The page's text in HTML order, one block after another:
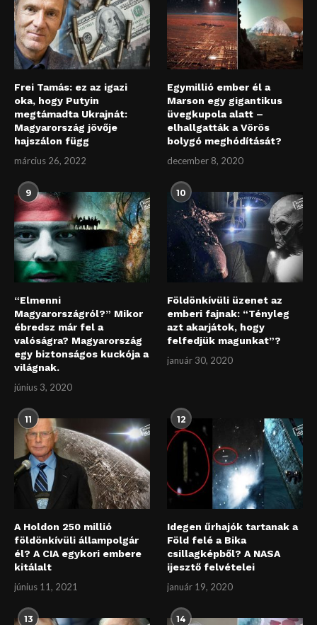
Frei Tamás: ez az igazi
oka, hogy Putyin
megtámadta Ukrajnát:
Magyarország jövője
hajszálon függ
március 26, 2022
Egymillió ember él a
Marson egy gigantikus
üvegkupola alatt –
elhallgatták a Vörös
bolygó meghódítását?
december 8, 2020
9
“Elmenni
Magyarországról?” Mikor
ébredsz már fel a
valóságra? Magyarország
egy biztonságos kuckója a
világnak.
június 3, 2020
10
Földönkívüli üzenet az
emberi fajnak: “Tényleg
azt akarjátok, hogy
felfedjük magunkat”?
január 30, 2020
11
A Holdon 250 millió
földönkívüli állampolgár
él? A CIA egykori embere
kitálalt
június 11, 2021
12
Idegen űrhajók tartanak a
Föld felé a Bika
csillagképből? A NASA
ijesztő felvételei
január 19, 2020
13 14